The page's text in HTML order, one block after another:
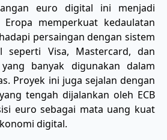
euro digital ini menjadi
memperkuat kedaulatan
persaingan dengan sistem
seperti Visa, Mastercard, dan
banyak digunakan dalam
Proyek ini juga sejalan dengan
tengah dijalankan oleh ECB
euro sebagai mata uang kuat
digital.